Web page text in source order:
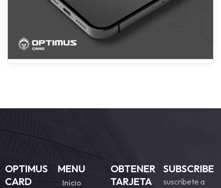
OPTIMUS
CARD
MENU
Inicio
OBTENER
TARJETA
SUBSCRIBE
suscríbete a